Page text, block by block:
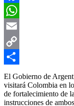
Facebook
WhatsApp
Email
Copy
Link
Compartir
El Gobierno de
visitará Colombia en
de fortalecimiento de
instrucciones de